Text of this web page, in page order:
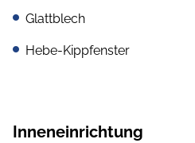
Glattblech
Hebe-Kippfenster
Inneneinrichtung